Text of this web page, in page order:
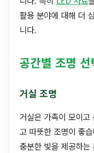
활용 분야에 대해 더
니다.
공간별 조명
거실 조명
거실은 가족이 모이
고 따뜻한 조명이 좋
충분한 빛을 제공하